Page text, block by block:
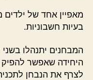
מאפיין אחד של ילדים
בעיות חשבוניות.
המבחנים יתנהלו
היחידה שאפשר
לצרף את הנבחן